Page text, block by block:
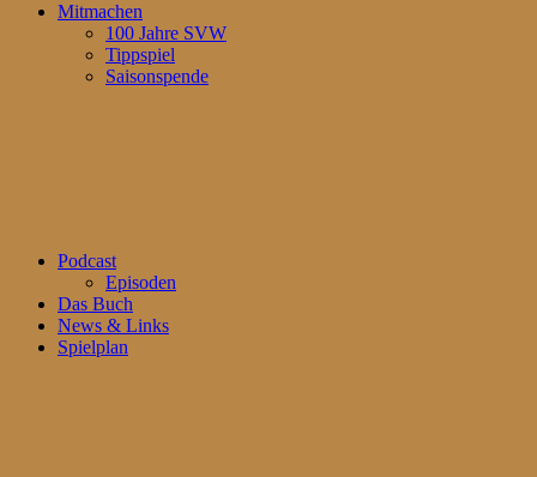
Mitmachen
100 Jahre SVW
Tippspiel
Saisonspende
Podcast
Episoden
Das Buch
News & Links
Spielplan